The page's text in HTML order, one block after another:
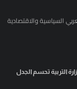
السياسية والاقتصادية
الأردن 2026.. وزارة التربية تحسم الجدل